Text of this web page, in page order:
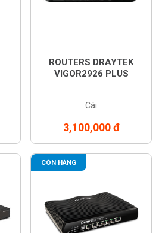
ROUTERS DRAYTEK
VIGOR2926 PLUS
Cái
3,100,000đ
CÒN HÀNG